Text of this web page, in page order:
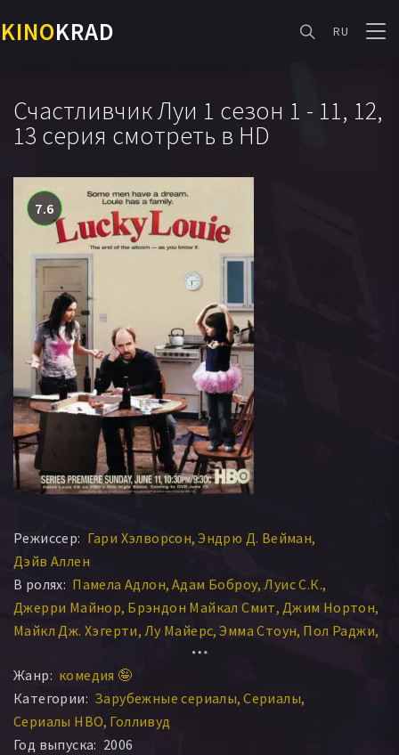
KINOKRAD RU
Счастливчик Луи 1 сезон 1 - 11, 12,
13 серия смотреть в HD
7.6
Режиссер: Гари Хэлворсон Эндрю Д. Вейман
Дэйв Аллен
В ролях: Памела Адлон Адам Боброу Луис С.К.
Джерри Майнор Брэндон Майкал Смит Джим Нортон
Майкл Дж. Хэгерти Лу Майерс Эмма Стоун Пол Раджи
Ной Харпстер Лайн Одумс
Роберт Брюэр Джим Тернер
Тодд Бэрри
Келли Гулд Уильям Уолтон Ник Ди Паоло
Лаура Кайтлингер Рик Шапиро
Тайлер Стилман Уэйн Уилдерсон
Жанр: комедия 🤪
Категории: Зарубежные сериалы Сериалы
Сериалы HBO Голливуд
Год выпуска: 2006